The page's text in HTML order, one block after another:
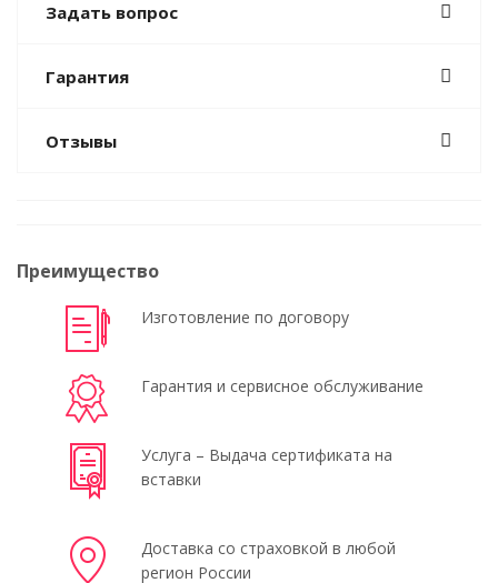
Задать вопрос
Гарантия
Отзывы
Преимущество
Изготовление по договору
Гарантия и сервисное обслуживание
Услуга – Выдача сертификата на
вставки
Доставка со страховкой в любой
регион России